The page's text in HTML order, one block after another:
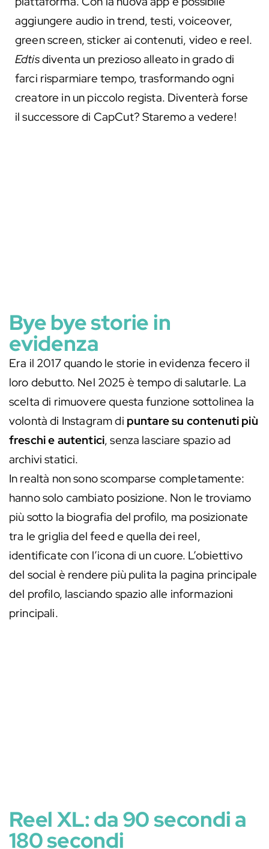
aggiungere audio in trend, testi, voiceover,
green screen, sticker ai contenuti, video e reel.
Edtisdiventa un prezioso alleato in grado di
farci risparmiare tempo, trasformando ogni
creatore in un piccolo regista. Diventerà forse
il successore di CapCut? Staremo a vedere!
Bye bye storie in
evidenza
Era il 2017 quando le storie in evidenza fecero il
loro debutto. Nel 2025 è tempo di salutarle. La
scelta di rimuovere questa funzione sottolinea la
volontà di Instagram di puntare su contenuti più
freschi e autentici, senza lasciare spazio ad
archivi statici.
In realtà non sono scomparse completamente:
hanno solo cambiato posizione. Non le troviamo
più sotto la biografia del profilo, ma posizionate
tra le griglia del feed e quella dei reel,
identificate con l’icona di un cuore. L’obiettivo
del social è rendere più pulita la pagina principale
del profilo, lasciando spazio alle informazioni
principali.
Reel XL: da 90 secondi a
180 secondi